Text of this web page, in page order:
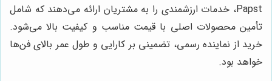
Papst، خدمات ارزشمندی را به مشتریان ارائه می‌دهند که شامل
تأمین محصولات اصلی با قیمت مناسب و کیفیت بالا می‌شود.
خرید از نماینده رسمی، تضمینی بر کارایی و طول عمر بالای فن‌ها
خواهد بود.